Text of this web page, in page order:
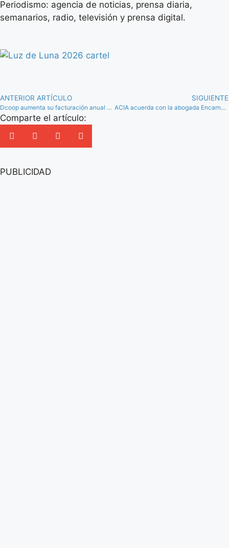
Periodismo: agencia de noticias, prensa diaria,
semanarios, radio, televisión y prensa digital.
ANTERIOR ARTÍCULO
Dcoop aumenta su facturación anual un 4% y vuelve a superar los 1.000 millones
SIGUIENTE
ACIA acuerda con la abogada Encarna Paéz ventajas en servicios de consultoría y gestión de subvenciones
Comparte el artículo:
PUBLICIDAD